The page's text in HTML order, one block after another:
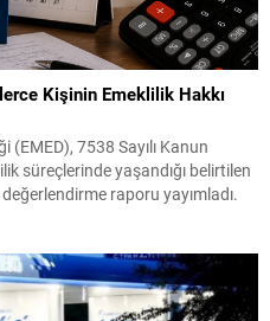
Kişinin Emeklilik Hakkı
(EMED), 7538 Sayılı Kanun
süreçlerinde yaşandığı belirtilen
raporu yayımladı.
İstatistiksel Değerlendirme ve
çalışmada, yasa değişikliğinin